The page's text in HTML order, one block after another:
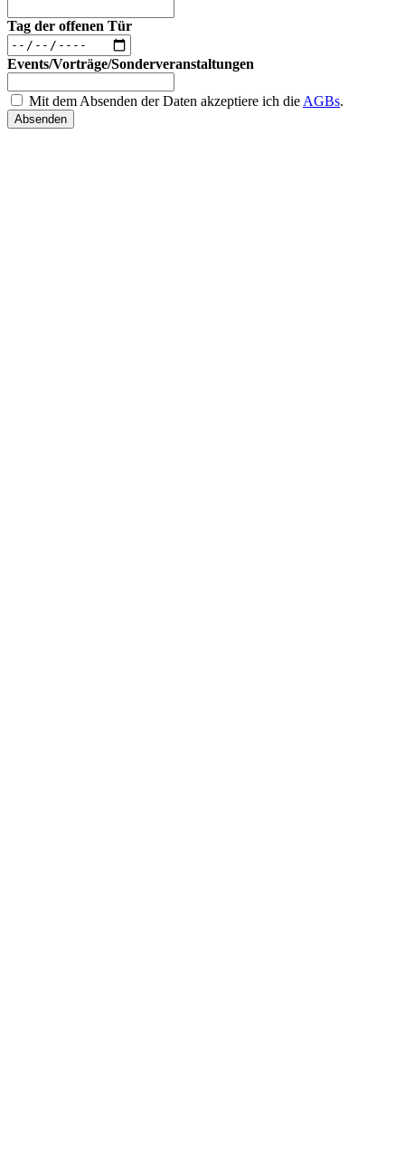
Tag der offenen Tür
Events/Vorträge/Sonderveranstaltungen
Mit dem Absenden der Daten akzeptiere ich die AGBs.
Absenden